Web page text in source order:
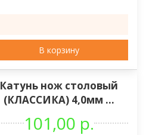
В корзину
Катунь нож столовый
(КЛАССИКА) 4,0мм ...
101,00 р.